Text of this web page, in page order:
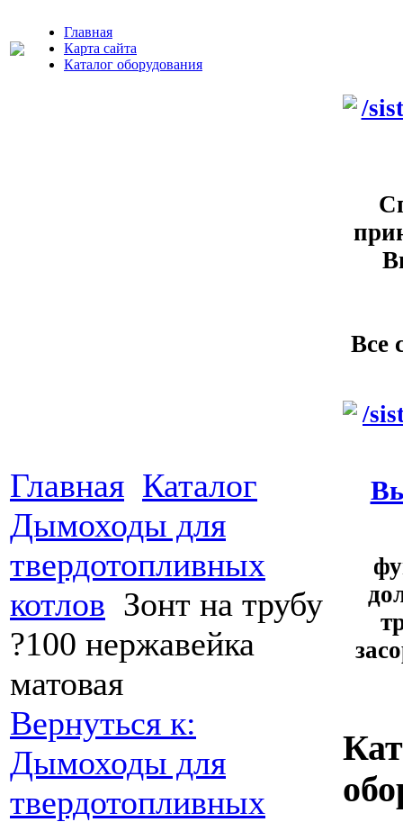
Главная
Карта сайта
Каталог оборудования
Главная Каталог
Дымоходы для
твердотопливных
котлов Зонт на трубу
?100 нержавейка
матовая
Вернуться к:
Дымоходы для
твердотопливных
Все